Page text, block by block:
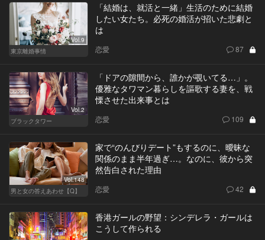
Vol.9
東京離婚事情
「結婚は、就活と一緒」生活のために結婚
したい女たち。必死の婚活が招いた悲劇と
は
恋愛 87
Vol.2
ブラックタワー
「ドアの隙間から、誰かが覗いてる…」。
優雅なタワマン暮らしを謳歌する妻を、戦
慄させた出来事とは
恋愛 109
Vol.148
男と女の答えあわせ【Q】
家で“のんびりデート”もするのに、曖昧な
関係のまま半年過ぎ…。なのに、彼から突
然告白された理由
恋愛 42
香港ガールの野望：シンデレラ・ガールは
こうして作られる